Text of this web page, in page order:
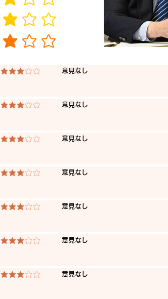
平均評価 3 /5 ​意見なし
平均評価 3 /5 ​意見なし
平均評価 3 /5 ​意見なし
平均評価 3 /5 ​意見なし
平均評価 3 /5 ​意見なし
平均評価 3 /5 ​意見なし
平均評価 3 /5 ​意見なし